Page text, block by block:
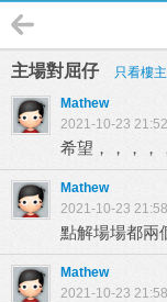
主場對屈仔
只看樓主
Mathew
2021-10-23
希望，，，，
Mathew
2021-10-23
點解場場都兩
Mathew
2021-10-23